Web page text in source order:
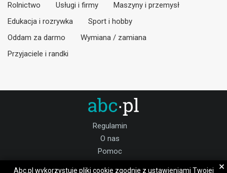
Rolnictwo
Usługi i firmy
Maszyny i przemysł
Edukacja i rozrywka
Sport i hobby
Oddam za darmo
Wymiana / zamiana
Przyjaciele i randki
Regulamin
O nas
Pomoc
Abc.pl wykorzystuje pliki cookie zgodnie z ustawieniami Twojej ×